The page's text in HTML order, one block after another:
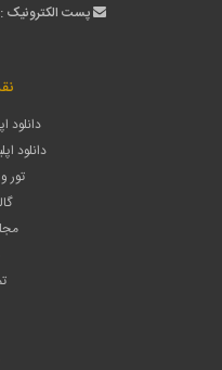
پست الکترونیک :
دانلود
دانلود
تور